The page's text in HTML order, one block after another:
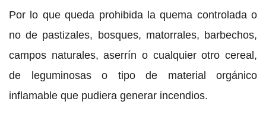
Por lo que queda prohibida la quema controlada o
no de pastizales, bosques, matorrales, barbechos,
campos naturales, aserrín o cualquier otro cereal,
de leguminosas o tipo de material orgánico
inflamable que pudiera generar incendios.